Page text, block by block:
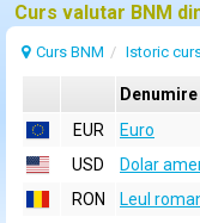
Curs valutar BNM
Curs BNM Istoric
EUR
Euro
USD
Dolar
RON
Leul